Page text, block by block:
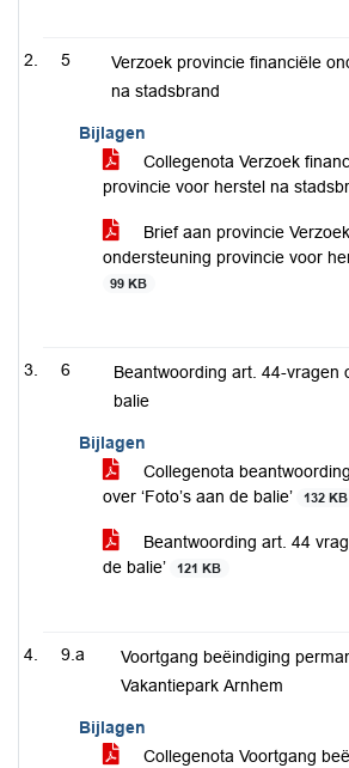
5
Verzoek provincie financiële
na stadsbrand
Bijlagen
Collegenota Verzoek
provincie voor herstel na
Brief aan provincie
ondersteuning provincie voor
99 KB
6
Beantwoording art. 44-vragen
balie
Bijlagen
Collegenota
over ‘Foto’s aan de balie’
132 KB
Beantwoording art. 44
de balie’
121 KB
9.a
Voortgang beëindiging
Vakantiepark Arnhem
Bijlagen
Collegenota Voortgang